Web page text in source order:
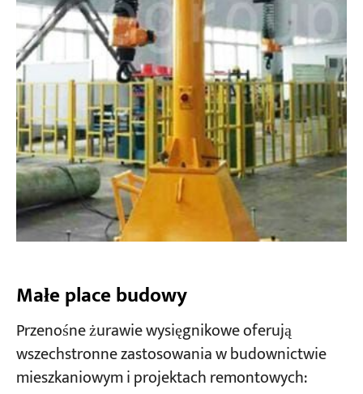
Małe place budowy
Przenośne żurawie wysięgnikowe oferują
wszechstronne zastosowania w budownictwie
mieszkaniowym i projektach remontowych: